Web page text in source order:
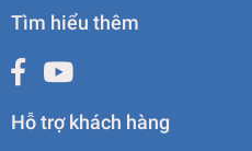
Tìm hiểu thêm
Hỗ trợ khách hàng